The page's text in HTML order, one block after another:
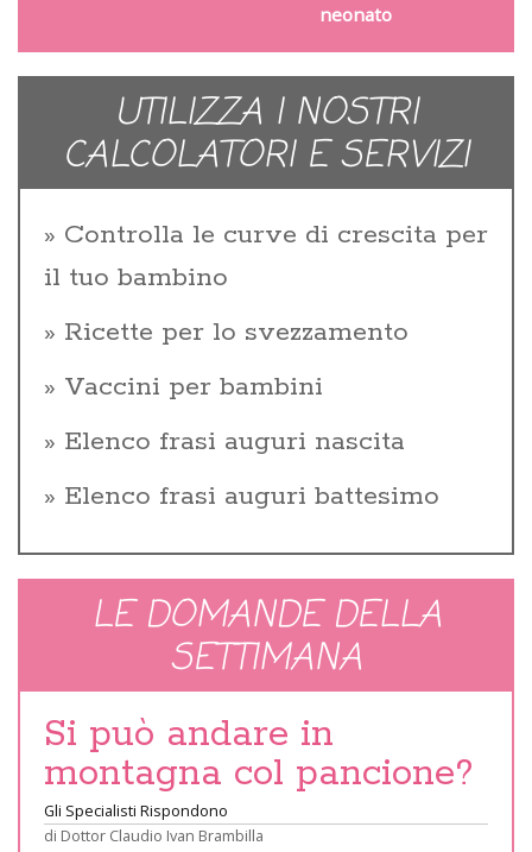
neonato
UTILIZZA I NOSTRI
CALCOLATORI E SERVIZI
Controlla le curve di crescita per
il tuo bambino
Ricette per lo svezzamento
Vaccini per bambini
Elenco frasi auguri nascita
Elenco frasi auguri battesimo
LE DOMANDE DELLA
SETTIMANA
Si può andare in
montagna col pancione?
Gli Specialisti Rispondono
di Dottor Claudio Ivan Brambilla